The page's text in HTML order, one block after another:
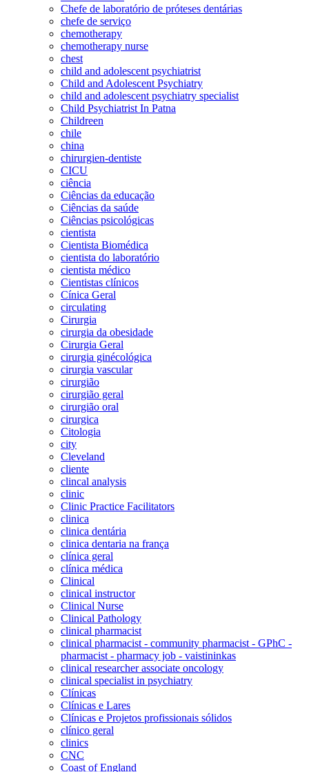
Chefe de laboratório de próteses dentárias
chefe de serviço
chemotherapy
chemotherapy nurse
chest
child and adolescent psychiatrist
Child and Adolescent Psychiatry
child and adolescent psychiatry specialist
Child Psychiatrist In Patna
Childreen
chile
china
chirurgien-dentiste
CICU
ciência
Ciências da educação
Ciências da saúde
Ciências psicológicas
cientista
Cientista Biomédica
cientista do laboratório
cientista médico
Cientistas clínicos
Cínica Geral
circulating
Cirurgia
cirurgia da obesidade
Cirurgia Geral
cirurgia ginécológica
cirurgia vascular
cirurgião
cirurgião geral
cirurgião oral
cirurgica
Citologia
city
Cleveland
cliente
clincal analysis
clinic
Clinic Practice Facilitators
clinica
clinica dentária
clinica dentaria na frança
clínica geral
clínica médica
Clinical
clinical instructor
Clinical Nurse
Clinical Pathology
clinical pharmacist
clinical pharmacist - community pharmacist - GPhC -
pharmacist - pharmacy job - vaistininkas
clinical researcher associate oncology
clinical specialist in psychiatry
Clínicas
Clínicas e Lares
Clínicas e Projetos profissionais sólidos
clínico geral
clinics
CNC
Coast of England